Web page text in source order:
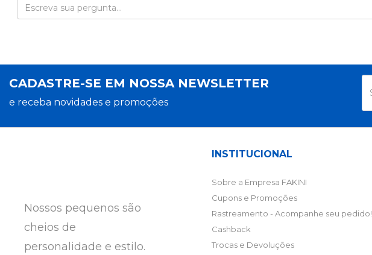
CADASTRE-SE EM NOSSA NEWSLETTER
e receba novidades e promoções
Nossos pequenos são
cheios de
personalidade e estilo.
INSTITUCIONAL
Sobre a Empresa FAKINI
Cupons e Promoções
Rastreamento - Acompanhe seu pedido!
Cashback
Trocas e Devoluções